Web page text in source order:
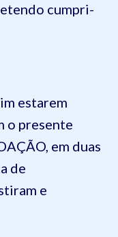
cumpri-
estarem
o presente
em duas
de
e